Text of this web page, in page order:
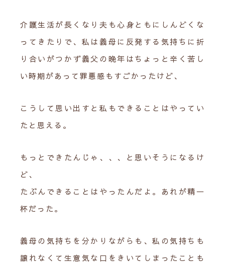
介護生活が長くなり夫も心身ともにしんどくな
ってきたりで、私は義母に反発する気持ちに折
り合いがつかず義父の晩年はちょっと辛く苦し
い時期があって罪悪感もすごかったけど、
こうして思い出すと私もできることはやってい
たと思える。
もっとできたんじゃ、、、と思いそうになるけ
ど、
たぶんできることはやったんだよ。あれが精一
杯だった。
義母の気持ちを分かりながらも、私の気持ちも
譲れなくて生意気な口をきいてしまったことも